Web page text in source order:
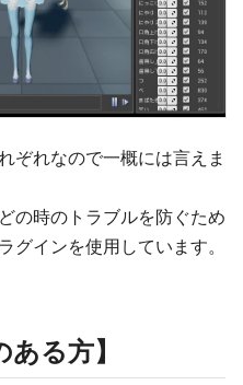
ぞれなので一概には言えま
の時のトラブルを防ぐため
グインを使用しています。
る方】